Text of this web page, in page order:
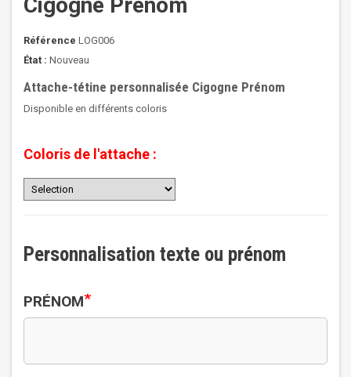
Cigogne Prénom
Référence LOG006
État : Nouveau
Attache-tétine personnalisée Cigogne Prénom
Disponible en différents coloris
Coloris de l'attache :
Personnalisation texte ou prénom
PRÉNOM*